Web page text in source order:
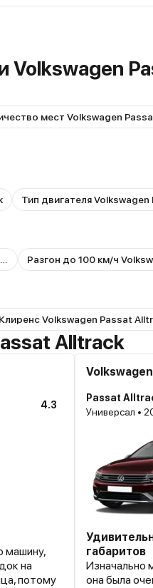
Volkswagen
мест Volkswagen
Тип двигателя
Объем топливного бака Volkswagen Passat Alltrack
Клиренс Volkswagen Passat
Alltrack
4.3
машину,
на
потому
Volkswagen
Passat
Универсал •
габаритов
Изначально
она была